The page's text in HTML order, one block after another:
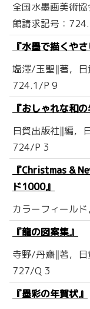
全国水墨画美術
館請求記号：
『水墨で描くや
塩澤/玉聖‖著，
724.1/P 9
『おしゃれな和の
日貿出版社‖編，
724/P 3
『Christmas &
ド1000』
カラーフィール
『龍の図案集』
寺野/丹齋‖著，
727/Q 3
『墨彩の年賀状』